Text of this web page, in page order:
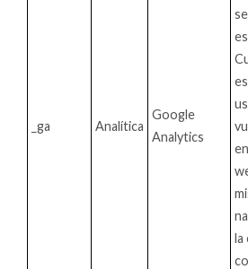
_ga Analítica
Google
Analytics
la